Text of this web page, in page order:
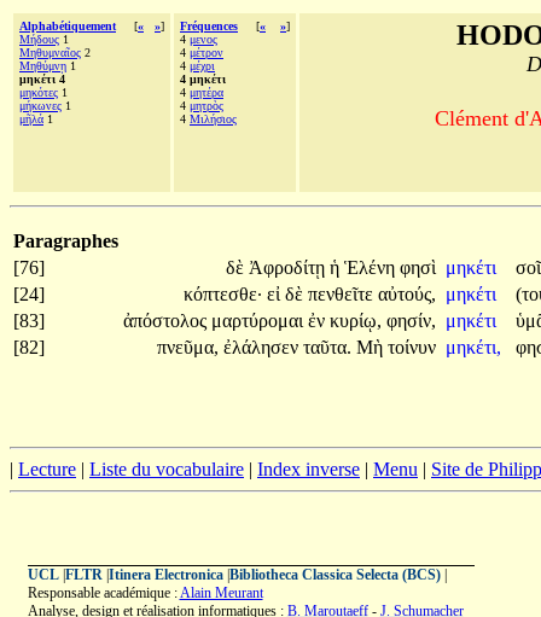
Alphabétiquement [« »]
Μήδους 1
Μηθυμναῖος 2
Μηθύμνῃ 1
μηκέτι 4
μηκότες 1
μήκωνες 1
μῆλά 1
Fréquences [« »]
4 μενος
4 μέτρον
4 μέχρι
4 μηκέτι
4 μητέρα
4 μητρὸς
4 Μιλήσιος Clément
Paragraphes
[76]
δὲ Ἀφροδίτῃ ἡ Ἑλένη φησὶ μηκέτι
[24]
κόπτεσθε· εἰ δὲ πενθεῖτε αὐτούς, μηκέτι
[83]
ἀπόστολος μαρτύρομαι ἐν κυρίῳ, φησίν, μηκέτι
[82]
πνεῦμα, ἐλάλησεν ταῦτα. Μὴ τοίνυν μηκέτι,
| Lecture | Liste du vocabulaire | Index inverse | Menu | Site de
UCL| FLTR| Itinera Electronica| Bibliotheca Classica Selecta (BCS)|
Responsable académique :Alain Meurant
Analyse, design et réalisation informatiques : B. Maroutaeff- J. Schumacher